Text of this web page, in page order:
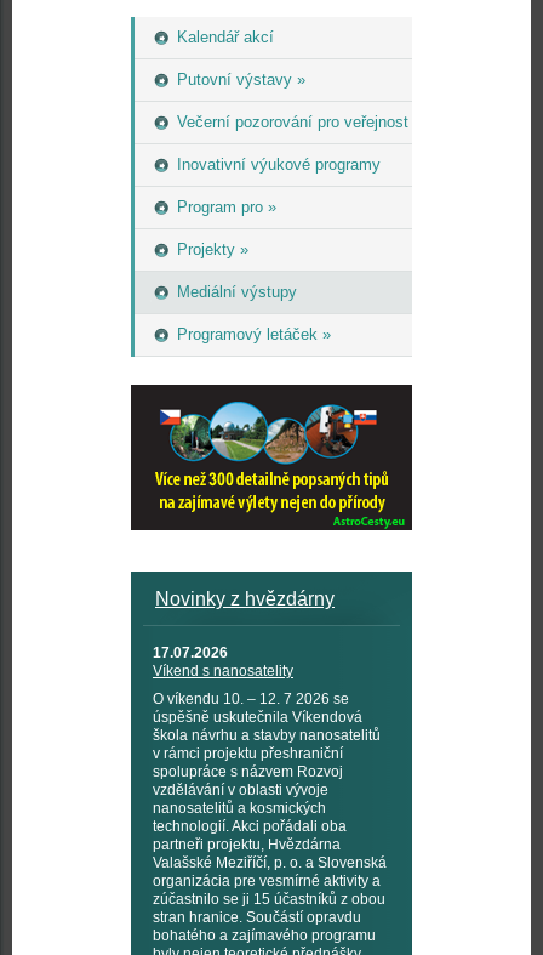
Kalendář akcí
Putovní výstavy »
Večerní pozorování pro veřejnost
Inovativní výukové programy
Program pro »
Projekty »
Mediální výstupy
Programový letáček »
Novinky z hvězdárny
17.07.2026
Víkend s nanosatelity
O víkendu 10. – 12. 7 2026 se
úspěšně uskutečnila Víkendová
škola návrhu a stavby nanosatelitů
v rámci projektu přeshraniční
spolupráce s názvem Rozvoj
vzdělávání v oblasti vývoje
nanosatelitů a kosmických
technologií. Akci pořádali oba
partneři projektu, Hvězdárna
Valašské Meziříčí, p. o. a Slovenská
organizácia pre vesmírné aktivity a
zúčastnilo se ji 15 účastníků z obou
stran hranice. Součástí opravdu
bohatého a zajímavého programu